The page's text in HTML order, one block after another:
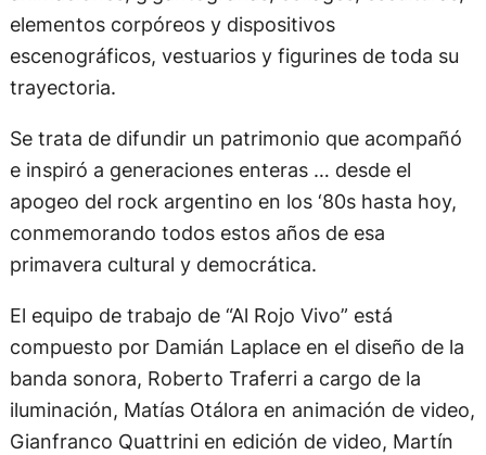
elementos corpóreos y dispositivos
escenográficos, vestuarios y figurines de toda su
trayectoria.
Se trata de difundir un patrimonio que acompañó
e inspiró a generaciones enteras … desde el
apogeo del rock argentino en los ‘80s hasta hoy,
conmemorando todos estos años de esa
primavera cultural y democrática.
El equipo de trabajo de “Al Rojo Vivo” está
compuesto por Damián Laplace en el diseño de la
banda sonora, Roberto Traferri a cargo de la
iluminación, Matías Otálora en animación de video,
Gianfranco Quattrini en edición de video, Martín